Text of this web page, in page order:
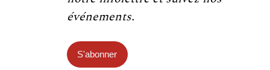
événements.
S'abonner